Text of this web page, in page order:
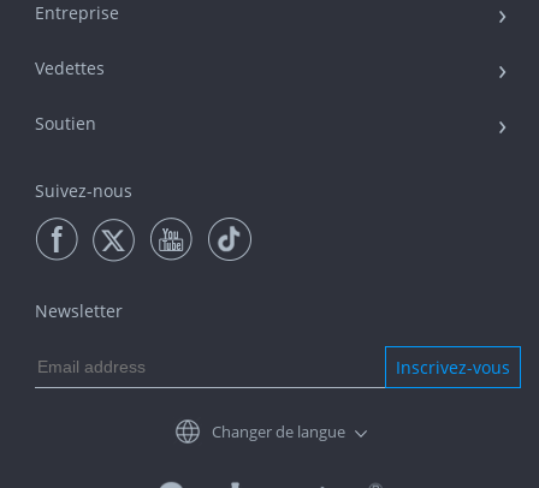
Entreprise
Vedettes
Soutien
Suivez-nous
Newsletter
Inscrivez-vous
Changer de langue